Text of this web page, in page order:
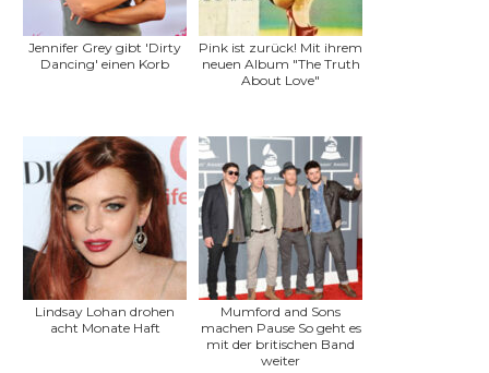
Jennifer Grey gibt 'Dirty
Dancing' einen Korb
Pink ist zurück! Mit ihrem
neuen Album "The Truth
About Love"
Lindsay Lohan drohen
acht Monate Haft
Mumford and Sons
machen Pause So geht es
mit der britischen Band
weiter